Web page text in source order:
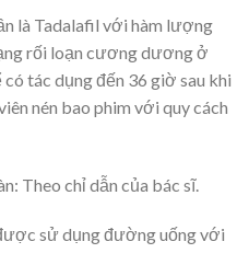
là Tadalafil với hàm lượng
rối loạn cương dương ở
tác dụng đến 36 giờ sau khi
nén bao phim với quy cách
Theo chỉ dẫn của bác sĩ.
sử dụng đường uống với